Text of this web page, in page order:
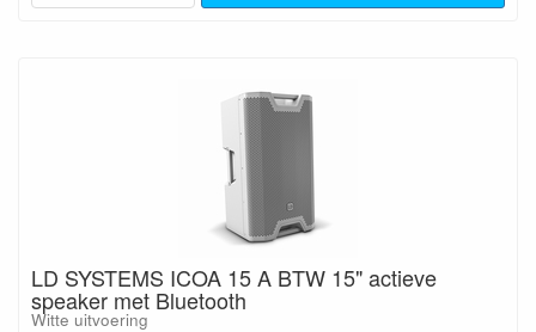
LD SYSTEMS ICOA 15 A BTW 15" actieve
speaker met Bluetooth
Witte uitvoering